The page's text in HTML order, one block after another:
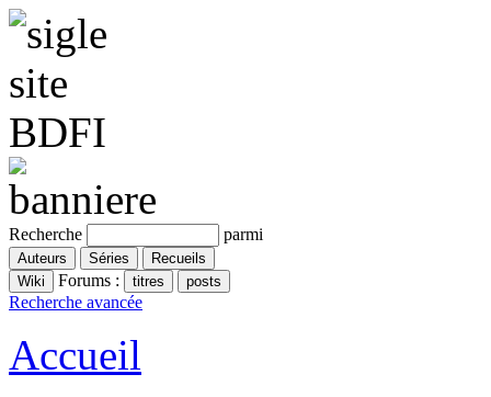
Recherche parmi
Forums :
Recherche avancée
Accueil